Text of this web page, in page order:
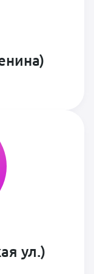
ул.)